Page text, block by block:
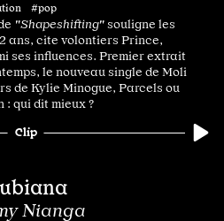
#pop
"Shapeshifting"souligne les
ans, cite volontiers Prince,
ses influences. Premier extrait
le nouveau single de Moli
de Kylie Minogue, Parcels ou
: qui dit mieux ?
Clip
Nianga